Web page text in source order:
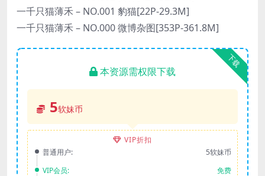
一千只猫薄禾 – NO.001 豹猫[22P-29.3M]
一千只猫薄禾 – NO.000 微博杂图[353P-361.8M]
下载
本资源需权限下载
5软妹币
VIP折扣
普通用户:
5软妹币
VIP会员:
免费